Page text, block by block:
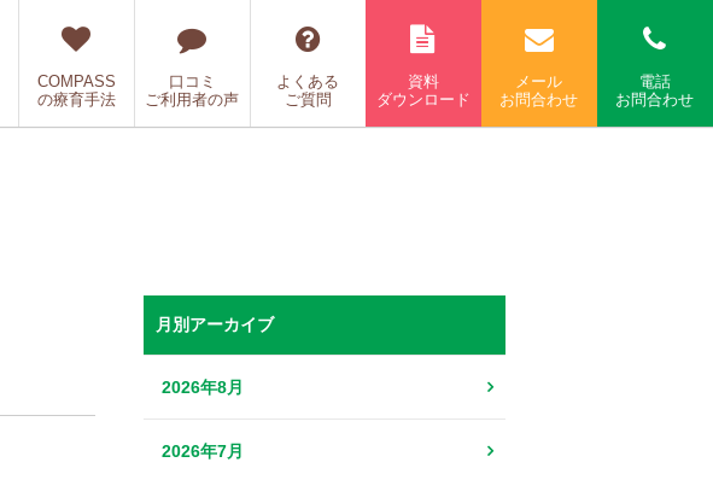
COMPASS
の療育手法
口コミ
ご利用者の声
よくある
ご質問
資料
ダウンロード
メール
お問合わせ
電話
お問合わせ
月別アーカイブ
2026年8月
2026年7月